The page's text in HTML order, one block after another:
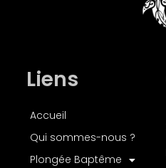
Liens
Accueil
Qui sommes-nous ?
Plongée Baptême